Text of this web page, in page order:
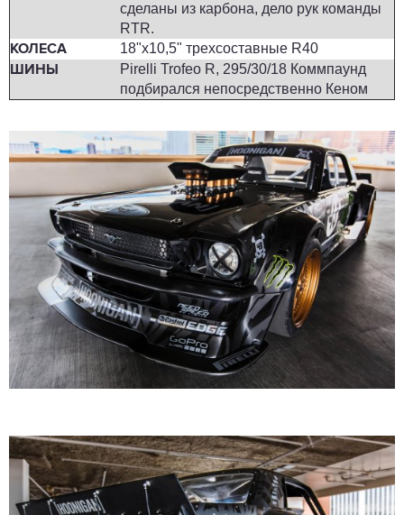
сделаны из карбона, дело рук команды
RTR.
КОЛЕСА 18"x10,5" трехсоставные R40
ШИНЫ
Pirelli Trofeo R, 295/30/18 Коммпаунд
подбирался непосредственно Кеном